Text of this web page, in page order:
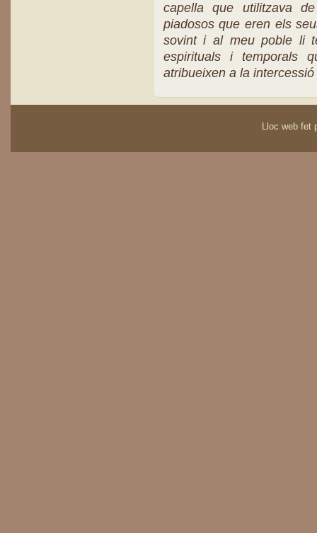
capella que utilitzava
piadosos que eren els
sovint i al meu poble li
espirituals i temporals
atribueixen a la intercessió
Lloc web fet